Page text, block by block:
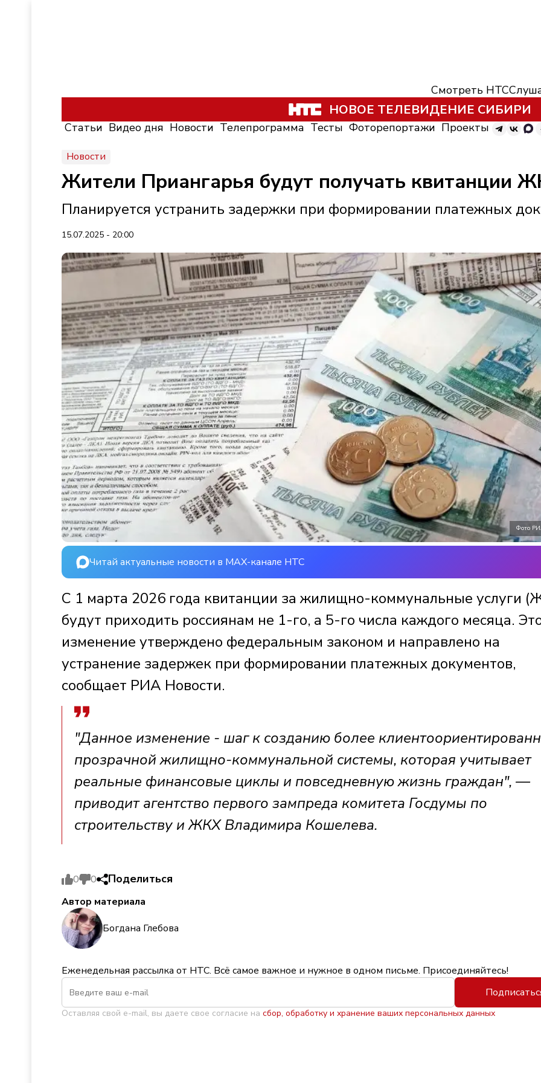
Смотреть НТС
НОВОЕ ТЕЛЕВИДЕНИЕ СИБИРИ
Статьи Видео дня Новости Телепрограмма Тесты Фоторепортажи Проекты
Новости
Жители Приангарья будут получать квитанции
Планируется устранить задержки при формировании платежных
15.07.2025 - 20:00
Фото
Читай актуальные новости в MAX-канале НТС
С 1 марта 2026 года квитанции за жилищно-коммунальные услуги
будут приходить россиянам не 1-го, а 5-го числа каждого месяца.
изменение утверждено федеральным законом и направлено на
устранение задержек при формировании платежных документов,
сообщает РИА Новости.
"Данное изменение - шаг к созданию более
прозрачной жилищно-коммунальной системы, которая учитывает
реальные финансовые циклы и повседневную жизнь граждан", —
приводит агентство первого зампреда комитета Госдумы по
строительству и ЖКХ Владимира Кошелева.
0 0 Поделиться
Автор материала
Богдана Глебова
Еженедельная рассылка от НТС. Всё самое важное и нужное в одном письме. Присоединяйтесь!
Оставляя свой e-mail, вы даете свое согласие на сбор, обработку и хранение ваших персональных данных